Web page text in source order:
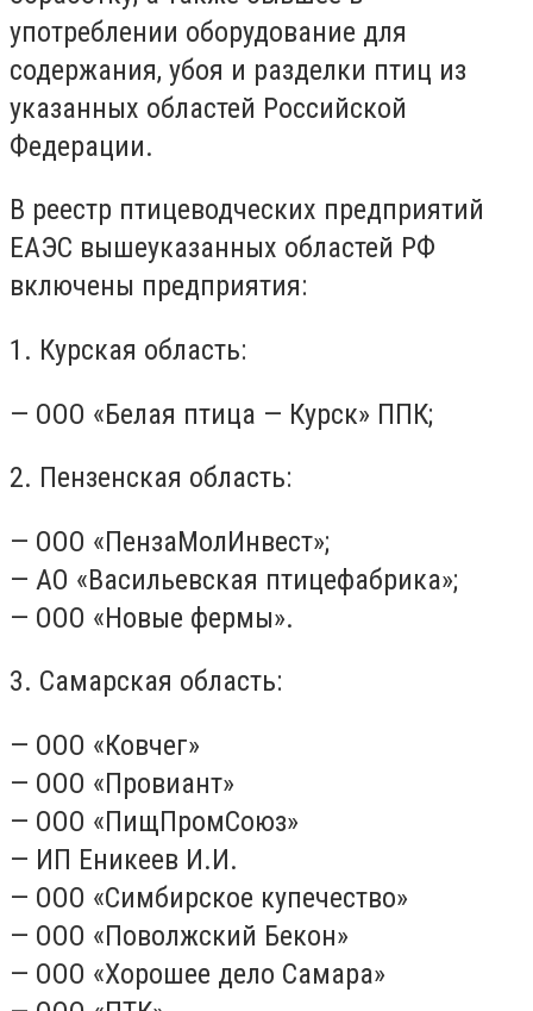
употреблении оборудование для
содержания, убоя и разделки птиц из
указанных областей Российской
Федерации.
В реестр птицеводческих предприятий
ЕАЭС вышеуказанных областей РФ
включены предприятия:
1. Курская область:
— ООО «Белая птица — Курск» ППК;
2. Пензенская область:
— ООО «ПензаМолИнвест»;
— АО «Васильевская птицефабрика»;
— ООО «Новые фермы».
3. Самарская область:
— ООО «Ковчег»
— ООО «Провиант»
— ООО «ПищПромСоюз»
— ИП Еникеев И.И.
— ООО «Симбирское купечество»
— ООО «Поволжский Бекон»
— ООО «Хорошее дело Самара»